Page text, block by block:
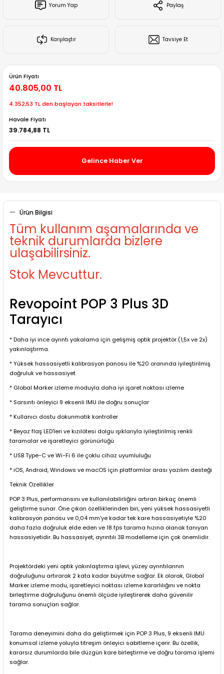
Creality Ender Serisi
Creality CR Serisi
Yorum Yap Paylaş
Karşılaştır Tavsiye Et
Ürün Fiyatı
40.805,00 TL
4.352,53 TL den başlayan taksitlerle!
Havale Fiyatı
39.784,88 TL
Gelince Haber Ver
Ürün Bilgisi
Tüm kullanım aşamalarında ve
teknik durumlarda bizlere
ulaşabilirsiniz.
Stok Mevcuttur.
Revopoint POP 3 Plus 3D
Tarayıcı
* Daha iyi ince ayrıntı yakalama için gelişmiş optik projektör (1,5x ve 2x)
yakınlaştırma.
* Yüksek hassasiyetli kalibrasyon panosu ile %20 oranında iyileştirilmiş
doğruluk ve hassasiyet
* Global Marker izleme moduyla daha iyi işaret noktası izleme
* Sarsıntı önleyici 9 eksenli IMU ile doğru sonuçlar
* Kullanıcı dostu dokunmatik kontroller
* Beyaz flaş LED'leri ve kızılötesi dolgu ışıklarıyla iyileştirilmiş renkli
taramalar ve işaretleyici görünürlüğü
* USB Type-C ve Wi-Fi 6 ile çoklu cihaz uyumluluğu
* iOS, Android, Windows ve macOS için platformlar arası yazılım desteği
Teknik Özellikler
POP 3 Plus, performansını ve kullanılabilirliğini artıran birkaç önemli
geliştirme sunar. Öne çıkan özelliklerinden biri, yeni yüksek hassasiyetli
kalibrasyon panosu ve 0,04 mm'ye kadar tek kare hassasiyetiyle %20
daha fazla doğruluk elde eden ve 18 fps tarama hızına olanak tanıyan
hassasiyetidir. Bu hassasiyet, ayrıntılı 3B modelleme için çok önemlidir.
Projektördeki yeni optik yakınlaştırma işlevi, yüzey ayrıntılarının
doğruluğunu artırarak 2 kata kadar büyütme sağlar. Ek olarak, Global
Marker izleme modu, işaretleyici noktası izleme kararlılığını ve nokta
birleştirme doğruluğunu önemli ölçüde iyileştirerek daha güvenilir
tarama sonuçları sağlar.
Tarama deneyimini daha da geliştirmek için POP 3 Plus, 9 eksenli IMU
konumsal izleme yoluyla titreşim önleyici sabitleme içerir. Bu özellik,
kararsız durumlarda bile düzgün kare birleştirme ve doğru tarama işlemi
sağlar.